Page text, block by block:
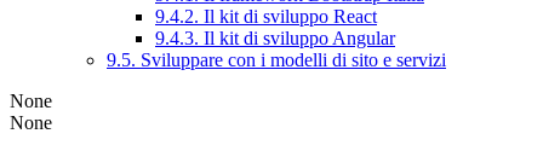
9.4.2. Il kit di sviluppo React
9.4.3. Il kit di sviluppo Angular
9.5. Sviluppare con i modelli di sito e servizi
None
None